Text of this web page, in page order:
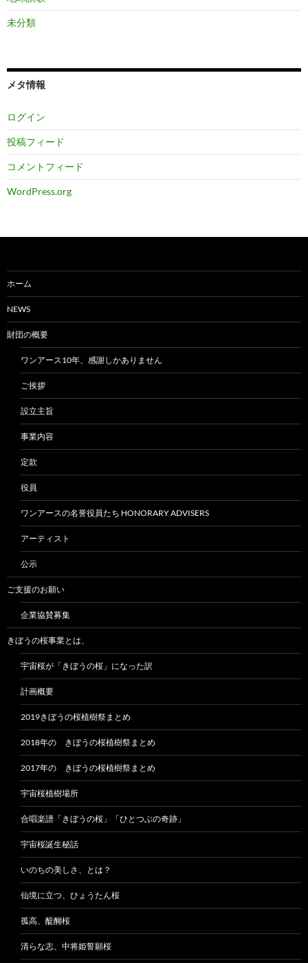
未分類
メタ情報
ログイン
投稿フィード
コメントフィード
WordPress.org
ホーム
NEWS
財団の概要
ワンアース10年、感謝しかありません
ご挨拶
設立主旨
事業内容
定款
役員
ワンアースの名誉役員たち HONORARY ADVISERS
アーティスト
公示
ご支援のお願い
企業協賛募集
きぼうの桜事業とは、
宇宙桜が「きぼうの桜」になった訳
計画概要
2019きぼうの桜植樹祭まとめ
2018年の きぼうの桜植樹祭まとめ
2017年の きぼうの桜植樹祭まとめ
宇宙桜植樹場所
合唱楽譜「きぼうの桜」「ひとつぶの奇跡」
宇宙桜誕生秘話
いのちの美しさ、とは？
仙境に立つ、ひょうたん桜
孤高、醍醐桜
清らな志、中将姫誓願桜